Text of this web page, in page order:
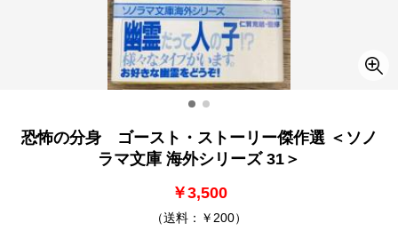
恐怖の分身 ゴースト・ストーリー傑作選 ＜ソノ
ラマ文庫 海外シリーズ 31＞
￥3,500
（送料：￥200）